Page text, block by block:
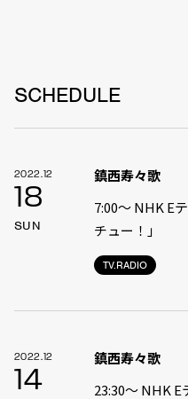
SCHEDULE
2022.12
18
SUN
TV.RADIO
鎮西寿々歌
7:00〜 NHK E
チュー！」
2022.12
14
鎮西寿々歌
23:30〜 NHK E